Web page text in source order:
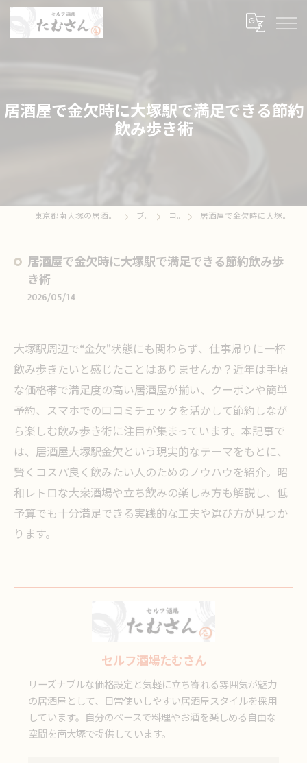
居酒屋で金欠時に大塚駅で満足できる節約
飲み歩き術
東京都南大塚の居酒屋ならセルフ酒場たむさん ブログ コラム 居酒屋で金欠時に大塚駅で満足できる節約飲み歩き術
居酒屋で金欠時に大塚駅で満足できる節約飲み歩
き術
2026/05/14
大塚駅周辺で“金欠”状態にも関わらず、仕事帰りに一杯
飲み歩きたいと感じたことはありませんか？近年は手頃
な価格帯で満足度の高い居酒屋が揃い、クーポンや簡単
予約、スマホでの口コミチェックを活かして節約しなが
ら楽しむ飲み歩き術に注目が集まっています。本記事で
は、居酒屋大塚駅金欠という現実的なテーマをもとに、
賢くコスパ良く飲みたい人のためのノウハウを紹介。昭
和レトロな大衆酒場や立ち飲みの楽しみ方も解説し、低
予算でも十分満足できる実践的な工夫や選び方が見つか
ります。
セルフ酒場たむさん
リーズナブルな価格設定と気軽に立ち寄れる雰囲気が魅力
の居酒屋として、日常使いしやすい居酒屋スタイルを採用
しています。自分のペースで料理やお酒を楽しめる自由な
空間を南大塚で提供しています。